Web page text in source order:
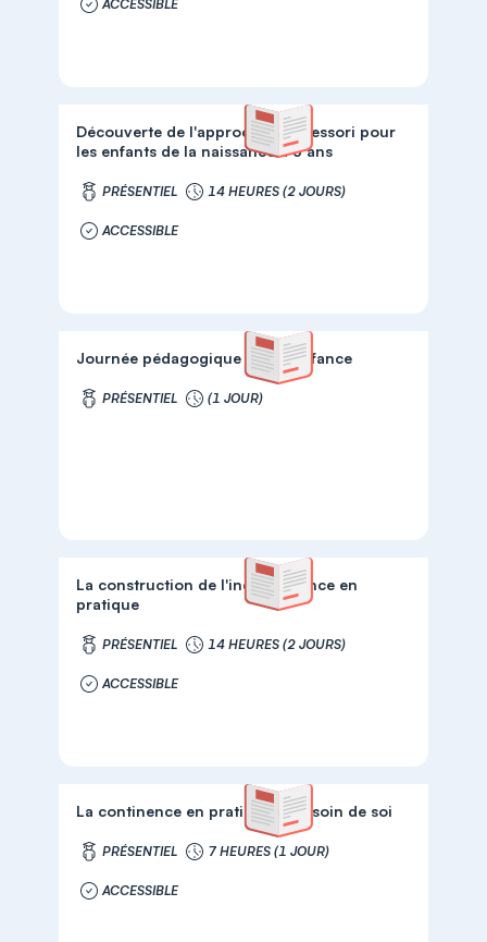
ACCESSIBLE
Découverte de l'approche Montessori pour
les enfants de la naissance à 3 ans
PRÉSENTIEL 14 HEURES (2 JOURS)
ACCESSIBLE
Journée pédagogique Petite Enfance
PRÉSENTIEL (1 JOUR)
La construction de l'indépendance en
pratique
PRÉSENTIEL 14 HEURES (2 JOURS)
ACCESSIBLE
La continence en pratique et le soin de soi
PRÉSENTIEL 7 HEURES (1 JOUR)
ACCESSIBLE